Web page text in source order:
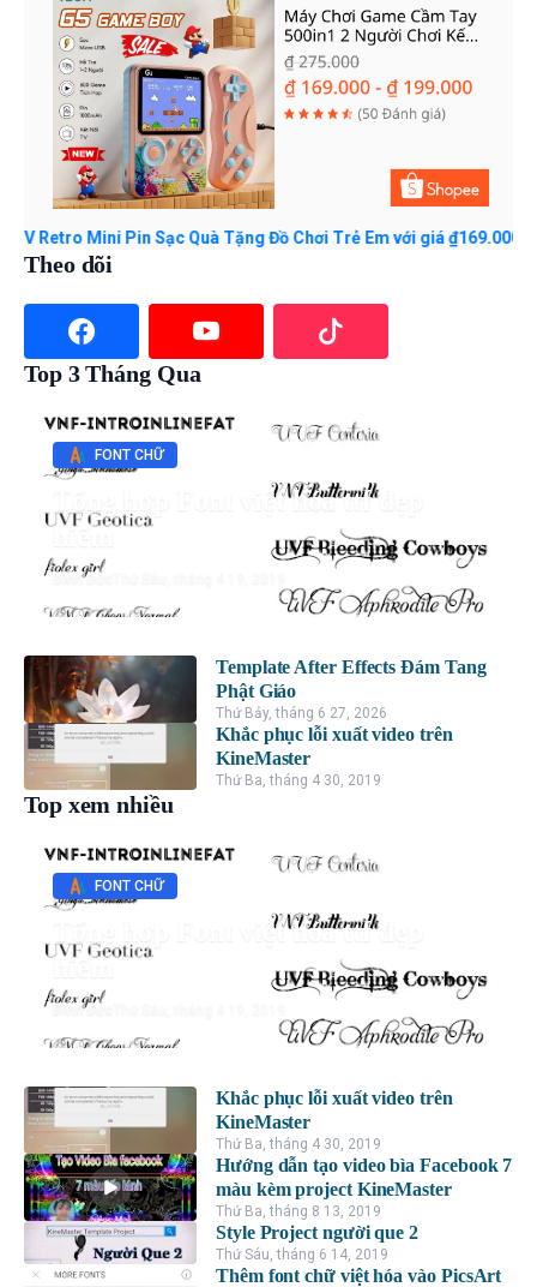
Pin Sạc Quà Tặng Đồ Chơi Trẻ Em với giá ₫169.000 -
Theo dõi
Top 3 Tháng Qua
FONT CHỮ
Tổng hợp Font việt hóa ttf đẹp
hiếm
Đình Đức
Template After Effects Đám Tang
Phật Giáo
Thứ Bảy, tháng 6 27, 2026
Khắc phục lỗi xuất video trên
KineMaster
Thứ Ba, tháng 4 30, 2019
Top xem nhiều
FONT CHỮ
Tổng hợp Font việt hóa ttf đẹp
hiếm
Đình Đức
Khắc phục lỗi xuất video trên
KineMaster
Thứ Ba, tháng 4 30, 2019
Hướng dẫn tạo video bìa Facebook 7
màu kèm project KineMaster
Thứ Ba, tháng 8 13, 2019
Style Project người que 2
Thứ Sáu, tháng 6 14, 2019
Thêm font chữ việt hóa vào PicsArt